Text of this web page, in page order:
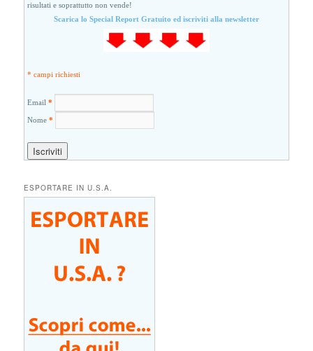
risultati e soprattutto non vende!
Scarica lo Special Report Gratuito ed iscriviti alla newsletter
* campi richiesti
Email*
Nome*
ESPORTARE IN U.S.A.